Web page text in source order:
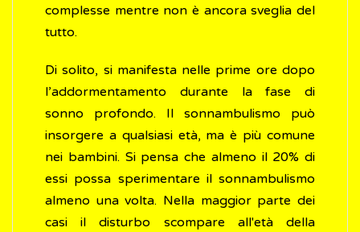
complesse mentre non è ancora sveglia del
tutto.
Di solito, si manifesta nelle prime ore dopo
l’addormentamento durante la fase di
sonno profondo. Il sonnambulismo può
insorgere a qualsiasi età, ma è più comune
nei bambini. Si pensa che almeno il 20% di
essi possa sperimentare il sonnambulismo
almeno una volta. Nella maggior parte dei
casi il disturbo scompare all'età della